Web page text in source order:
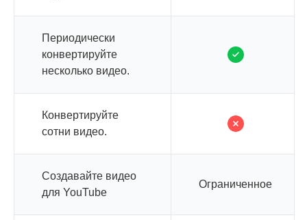
Периодически
конвертируйте
несколько видео.
Конвертируйте
сотни видео.
Создавайте видео
для YouTube
Ограниченное